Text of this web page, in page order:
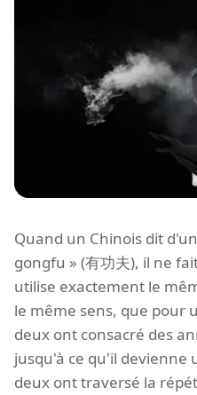
Quand un Chinois dit
gongfu » (有功夫), il ne
utilise exactement le
le même sens, que pour
deux ont consacré des
jusqu'à ce qu'il devienne
deux ont traversé la